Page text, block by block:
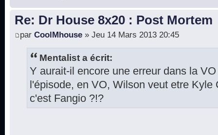
Re: Dr House 8x20 : Post Mortem
par CoolMhouse » Jeu 14 Mars 2013 20:45
Mentalist a écrit:
Y aurait-il encore une erreur dans la
l'épisode, en VO, Wilson veut etre Kyle
c'est Fangio ?!?